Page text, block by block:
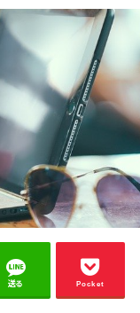
送る Pocket